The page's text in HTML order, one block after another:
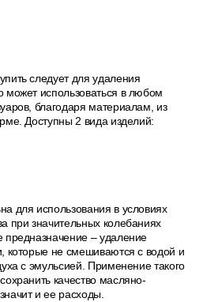
следует для удаления
может использоваться в любом
благодаря материалам, из
Доступны 2 вида изделий:
для использования в условиях
при значительных колебаниях
предназначение – удаление
которые не смешиваются с водой и
с эмульсией. Применение такого
качество масляно-
и ее расходы.